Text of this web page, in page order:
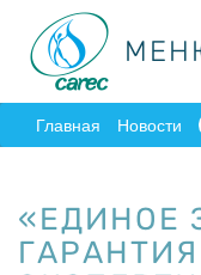
Главная Новости
«ЕДИНОЕ